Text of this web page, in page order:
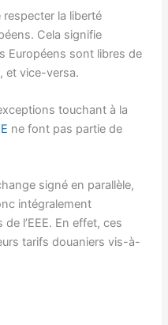
respecter la liberté
Cela signifie
Européens sont libres de
et vice-versa.
touchant à la
ne font pas partie de
signé en parallèle,
intégralement
l’EEE. En effet, ces
tarifs douaniers vis-à-